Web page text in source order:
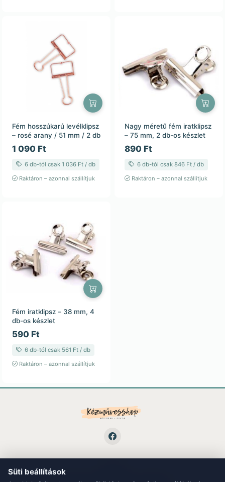
Fém hosszúkarú levélklipsz
– rosé arany / 51 mm / 2 db
1 090 Ft
6 db-tól csak 1 036 Ft / db
Raktáron – azonnal szállítjuk
Nagy méretű fém iratklipsz
– 75 mm, 2 db-os készlet
890 Ft
6 db-tól csak 846 Ft / db
Raktáron – azonnal szállítjuk
Fém iratklipsz – 38 mm, 4
db-os készlet
590 Ft
6 db-tól csak 561 Ft / db
Raktáron – azonnal szállítjuk
Süti beállítások